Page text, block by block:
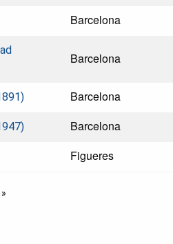
Barcelona
Barcelona
Barcelona
Barcelona
Figueres